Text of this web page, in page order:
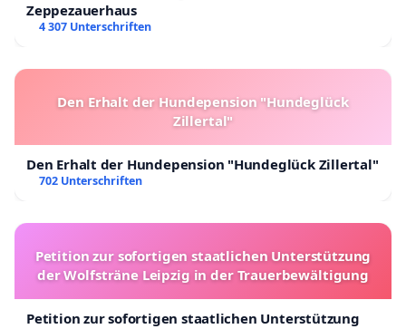
Zeppezauerhaus
4 307 Unterschriften
Den Erhalt der Hundepension "Hundeglück
Zillertal"
Den Erhalt der Hundepension "Hundeglück Zillertal"
702 Unterschriften
Petition zur sofortigen staatlichen Unterstützung
der Wolfsträne Leipzig in der Trauerbewältigung
Petition zur sofortigen staatlichen Unterstützung